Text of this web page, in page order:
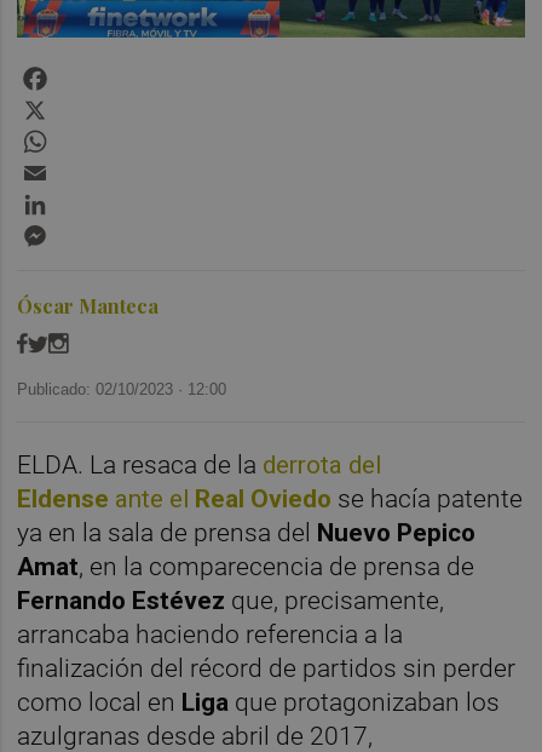
Óscar Manteca
Publicado: 02/10/2023 · 12:00
ELDA. La resaca de la derrota del
Eldense ante el Real Oviedo se hacía patente
ya en la sala de prensa del Nuevo Pepico
Amat, en la comparecencia de prensa de
Fernando Estévez que, precisamente,
arrancaba haciendo referencia a la
finalización del récord de partidos sin perder
como local en Liga que protagonizaban los
azulgranas desde abril de 2017,